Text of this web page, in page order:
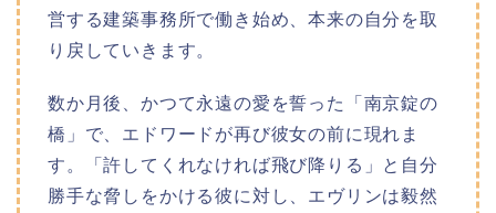
営する建築事務所で働き始め、本来の自分を取
り戻していきます。
数か月後、かつて永遠の愛を誓った「南京錠の
橋」で、エドワードが再び彼女の前に現れま
す。「許してくれなければ飛び降りる」と自分
勝手な脅しをかける彼に対し、エヴリンは毅然